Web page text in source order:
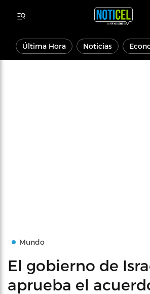
Última Hora Noticias
Mundo
El gobierno de
aprueba el